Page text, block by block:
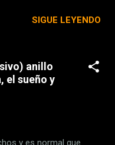
la de Apple CarPlay, ...
no podría ser de otra
de alimentación,
o un estuche
Se podrá comprar
packs y su precio
en primera persona
SIGUE LEYENDO
anillo
el sueño y
y es normal que